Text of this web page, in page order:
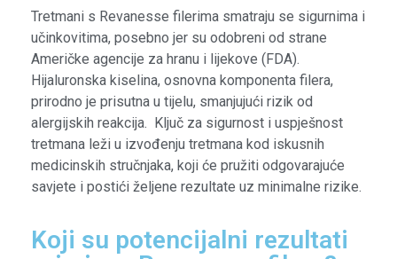
Tretmani s Revanesse filerima smatraju se sigurnima i
učinkovitima, posebno jer su odobreni od strane
Američke agencije za hranu i lijekove (FDA).
Hijaluronska kiselina, osnovna komponenta filera,
prirodno je prisutna u tijelu, smanjujući rizik od
alergijskih reakcija. Ključ za sigurnost i uspješnost
tretmana leži u izvođenju tretmana kod iskusnih
medicinskih stručnjaka, koji će pružiti odgovarajuće
savjete i postići željene rezultate uz minimalne rizike.
Koji su potencijalni rezultati